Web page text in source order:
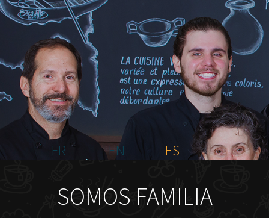
INICIO
NOSOTROS
MENÚ PLATEAU
EVENTOS
RESERVACIONES
COMENTARIOS
CONTACTO
FR
EN ES
SOMOS FAMILIA